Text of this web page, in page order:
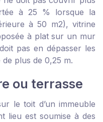
à 25 % lorsque la
à 50 m2), vitrine
à plat sur un mur
pas en dépasser les
plus de 0,25 m.
ou terrasse
le toit d’un immeuble
lieu est soumise à des